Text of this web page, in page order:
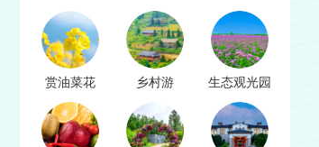
赏油菜花 乡村游 生态观光园